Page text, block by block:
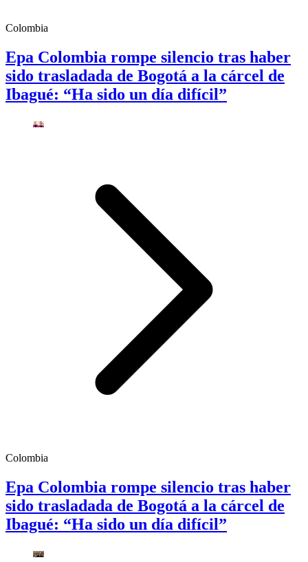
Colombia
Epa Colombia rompe silencio tras haber
sido trasladada de Bogotá a la cárcel de
Ibagué: “Ha sido un día difícil”
Colombia
Epa Colombia rompe silencio tras haber
sido trasladada de Bogotá a la cárcel de
Ibagué: “Ha sido un día difícil”